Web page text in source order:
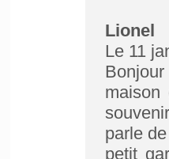
Lionel
Le 11
parle
petit